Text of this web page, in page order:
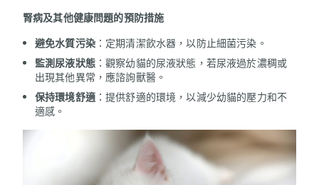
腎病及其他健康問題的預防措施
避免水質污染：定期清潔飲水器，以防止細菌污染。
監測尿液狀態：觀察幼貓的尿液狀態，若尿液過於濃稠或
出現其他異常，應諮詢獸醫。
保持環境舒適：提供舒適的環境，以減少幼貓的壓力和不
適感。